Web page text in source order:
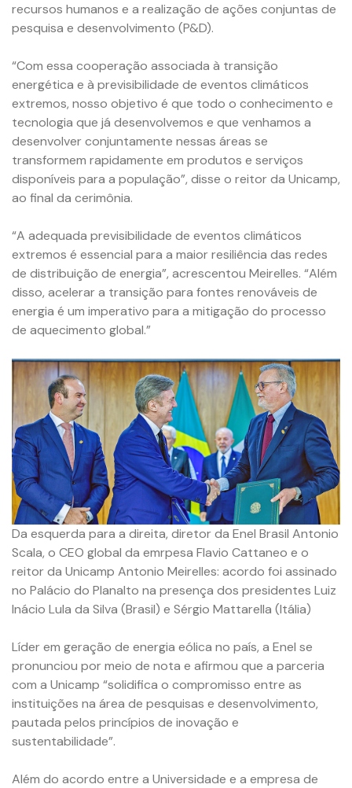
recursos humanos e a realização de ações conjuntas de
pesquisa e desenvolvimento (P&D).
“Com essa cooperação associada à transição
energética e à previsibilidade de eventos climáticos
extremos, nosso objetivo é que todo o conhecimento e
tecnologia que já desenvolvemos e que venhamos a
desenvolver conjuntamente nessas áreas se
transformem rapidamente em produtos e serviços
disponíveis para a população”, disse o reitor da Unicamp,
ao final da cerimônia.
“A adequada previsibilidade de eventos climáticos
extremos é essencial para a maior resiliência das redes
de distribuição de energia”, acrescentou Meirelles. “Além
disso, acelerar a transição para fontes renováveis de
energia é um imperativo para a mitigação do processo
de aquecimento global.”
Da esquerda para a direita, diretor da Enel Brasil Antonio
Scala, o CEO global da emrpesa Flavio Cattaneo e o
reitor da Unicamp Antonio Meirelles: acordo foi assinado
no Palácio do Planalto na presença dos presidentes Luiz
Inácio Lula da Silva (Brasil) e Sérgio Mattarella (Itália)
Líder em geração de energia eólica no país, a Enel se
pronunciou por meio de nota e afirmou que a parceria
com a Unicamp “solidifica o compromisso entre as
instituições na área de pesquisas e desenvolvimento,
pautada pelos princípios de inovação e
sustentabilidade”.
Além do acordo entre a Universidade e a empresa de